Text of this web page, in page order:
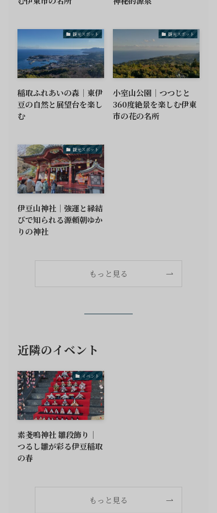
観光スポット
稲取ふれあいの森｜東伊
豆の自然と展望台を楽し
む
観光スポット
小室山公園｜つつじと
360度絶景を楽しむ伊東
市の花の名所
観光スポット
伊豆山神社｜強運と縁結
びで知られる源頼朝ゆか
りの神社
もっと見る
近隣のイベント
イベント
素戔嗚神社 雛段飾り｜
つるし雛が彩る伊豆稲取
の春
もっと見る